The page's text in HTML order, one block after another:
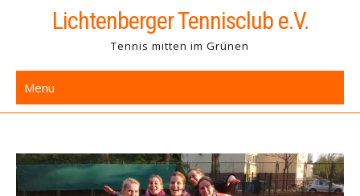
Lichtenberger Tennisclub e.V.
Tennis mitten im Grünen
Menu